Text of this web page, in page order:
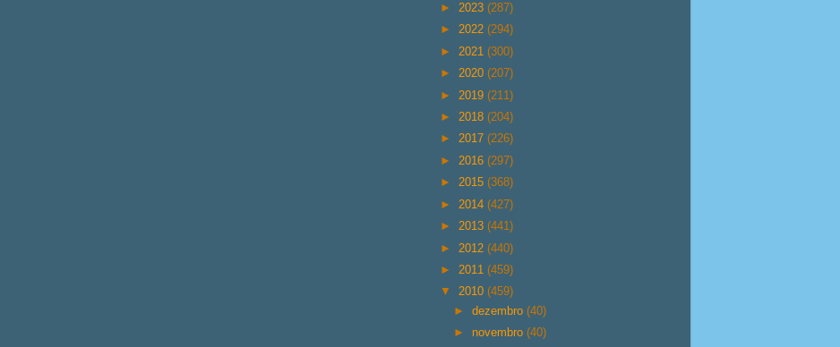
► 2023 (287)
► 2022 (294)
► 2021 (300)
► 2020 (207)
► 2019 (211)
► 2018 (204)
► 2017 (226)
► 2016 (297)
► 2015 (368)
► 2014 (427)
► 2013 (441)
► 2012 (440)
► 2011 (459)
▼ 2010 (459)
►dezembro(40)
► novembro(40)